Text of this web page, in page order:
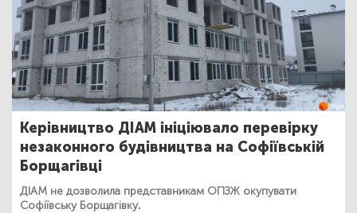
Керівництво ДІАМ ініціювало перевірку
незаконного будівництва на Софіївській
Борщагівці
ДІАМ не дозволила представникам ОПЗЖ окупувати
Софіївську Борщагівку.